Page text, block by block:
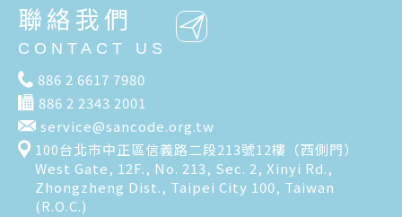
聯絡我們
CONTACT US
886 2 6617 7980
886 2 2343 2001
service@sancode.org.tw
100台北市中正區信義路二段213號12樓（西側門）
West Gate, 12F., No. 213, Sec. 2, Xinyi Rd.,
Zhongzheng Dist., Taipei City 100, Taiwan
(R.O.C.)